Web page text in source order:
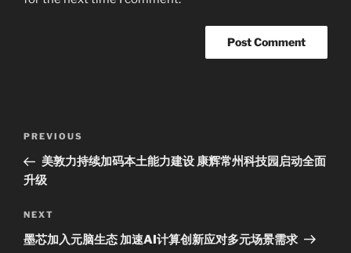
navigation
Previous
Post
PREVIOUS
美敦力持续加码本土能力建设 康辉常州科技园启动全面
升级
Next
Post
NEXT
墨芯加入元脑生态 加速AI计算创新应对多元场景需求